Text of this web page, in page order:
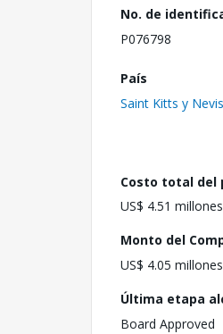
No. de
P076798
País
Saint Kitts y Nevis
Costo total del
US$ 4.51 millones
Monto del
US$ 4.05 millones
Última etapa
Board Approved